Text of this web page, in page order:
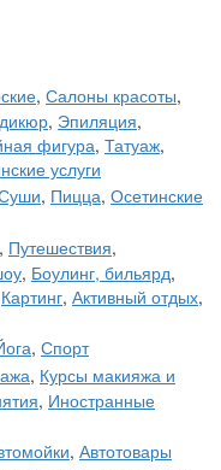
, Салоны красоты,
, Эпиляция,
фигура, Татуаж,
услуги
, Пицца, Осетинские
, Путешествия,
, Боулинг, бильярд,
Картинг, Активный отдых,
, Спорт
, Курсы макияжа и
, Иностранные
, Автотовары